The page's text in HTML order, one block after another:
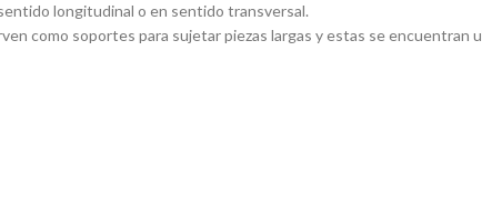
longitudinal o en sentido transversal.
como soportes para sujetar piezas largas y estas se encuentran